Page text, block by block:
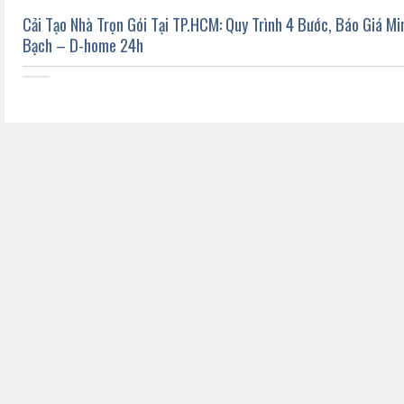
Cải Tạo Nhà Trọn Gói Tại TP.HCM: Quy Trình 4 Bước, Báo Giá
Bạch – D-home 24h